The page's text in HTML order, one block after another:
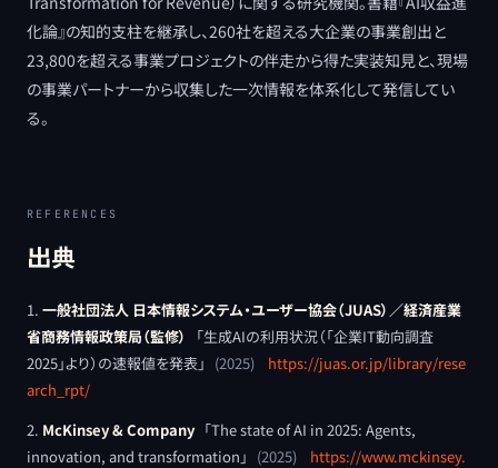
化論』の知的支柱を継承し、260社を超える大企業の事業創出と
23,800を超える事業プロジェクトの伴走から得た実装知見と、現場
の事業パートナーから収集した一次情報を体系化して発信してい
る。
REFERENCES
出典
一般社団法人 日本情報システム・ユーザー協会（JUAS）／経済産業
省商務情報政策局（監修）
「生成AIの利用状況（「企業IT動向調査
2025」より）の速報値を発表」 (2025)
https://juas.or.jp/library/rese
arch_rpt/
McKinsey & Company 「The state of AI in 2025: Agents,
innovation, and transformation 」 (2025)
https://www.mckinsey.